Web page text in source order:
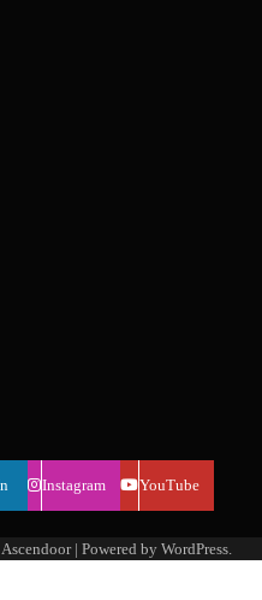
Instagram YouTube
Ascendoor| Powered by WordPress.